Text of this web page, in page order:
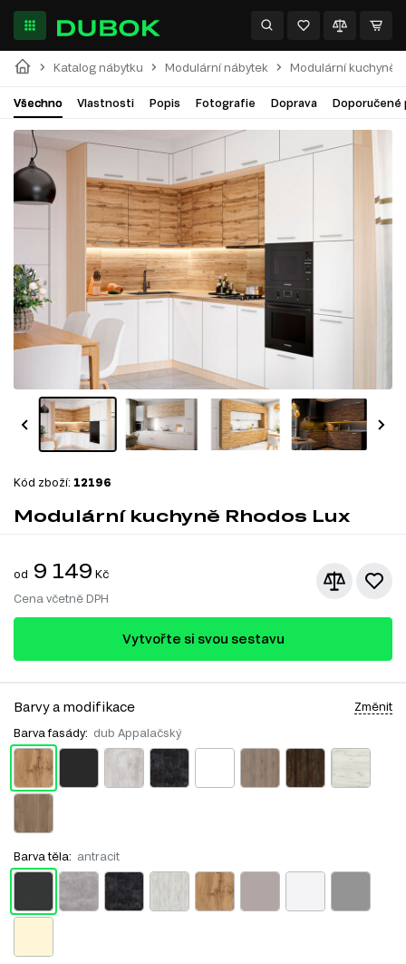
Katalog nábytku Modulární nábytek Modulární kuchyně
Všechno Vlastnosti Popis Fotografie Doprava Doporučené
Kód zboží: 12196
Modulární kuchyně Rhodos Lux
od 9 149 Kč
Cena včetně DPH
Vytvořte si svou sestavu
Barvy a modifikace Změnit
Barva fasády: dub Appalačský
Barva těla: antracit